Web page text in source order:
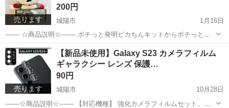
売ります
200円
城陽市
1月16日
------- ☆商品説明☆------- ポチっと発明ピカちんキットからポチっと発
明ピカちんキット おすわりぬいぐるみ ジェットウルフが登場! ウメジ
ュンのもとにやってくるバディロボ、ジョットウルフのおすわりぬい
ぐるみ!...
京都 城陽市 その他 ウルフ
売ります
【新品未使用】Galaxy S23 カメラフィルム
ギャラクシー レンズ 保護…
90円
城陽市
10月28日
-------☆商品説明☆------- 【対応機種】 強化カメラフィルムセット。